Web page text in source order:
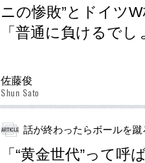
ニの惨敗”とドイツ
「普通に負けるでし
佐藤俊
Shun Sato
話が終わったらボールを蹴
「“黄金世代”って